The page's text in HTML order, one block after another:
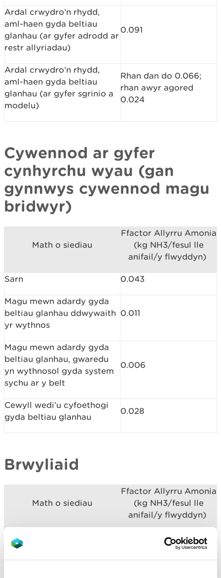
Ardal crwydro’n rhydd,
aml-haen gyda beltiau
glanhau (ar gyfer adrodd ar
restr allyriadau)
0.091
Ardal crwydro’n rhydd,
aml-haen gyda beltiau
glanhau (ar gyfer sgrinio a
modelu)
Rhan dan do 0.066;
rhan awyr agored
0.024
Cywennod ar gyfer
cynhyrchu wyau (gan
gynnwys cywennod magu
bridwyr)
Math o siediau
Ffactor Allyrru Amonia
(kg NH3/fesul lle
anifail/y flwyddyn)
Sarn 0.043
Magu mewn adardy gyda
beltiau glanhau ddwywaith
yr wythnos
0.011
Magu mewn adardy gyda
beltiau glanhau, gwaredu
yn wythnosol gyda system
sychu ar y belt
0.006
Cewyll wedi’u cyfoethogi
gyda beltiau glanhau
0.028
Brwyliaid
Math o siediau
Ffactor Allyrru Amonia
(kg NH3/fesul lle
anifail/y flwyddyn)
Dan do - sied fodern gyda
gwres anuniongyrchol